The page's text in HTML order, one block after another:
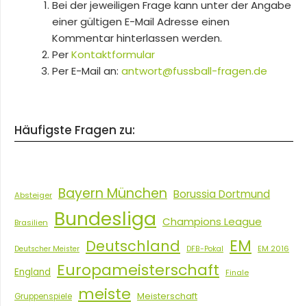
Bei der jeweiligen Frage kann unter der Angabe
einer gültigen E-Mail Adresse einen
Kommentar hinterlassen werden.
PerKontaktformular
Per E-Mail an: antwort@fussball-fragen.de
Häufigste Fragen zu:
Absteiger Bayern München Borussia Dortmund
Brasilien Bundesliga Champions League
Deutscher Meister Deutschland DFB-Pokal EM EM 2016
England Europameisterschaft Finale
Gruppenspiele meiste Meisterschaft